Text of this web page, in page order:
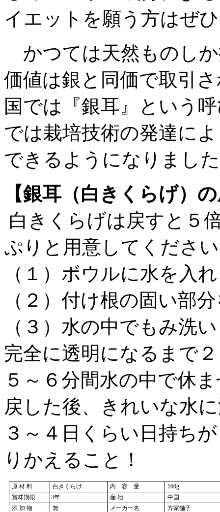
イエットを願う方はぜ
かつては天然ものし
価値は銀と同価で取引
国では『銀耳』という
では栽培技術の発達に
できるようになりまし
【銀耳（白きくらげ）
白きくらげは戻すと５
ぷりと用意してくださ
（１）ボウルに水を入
（２）付け根の固い部
（３）水の中でもみ洗
完全に透明になるまで
５～６分間水の中で休
戻した後、きれいな水
３～４日くらい日持ち
りかえること！
原 材 料 白きくらげ 内 容 量
160g
賞味期限
3年 産 地
中国
添 加 物
無 メーカー名 方家舗子